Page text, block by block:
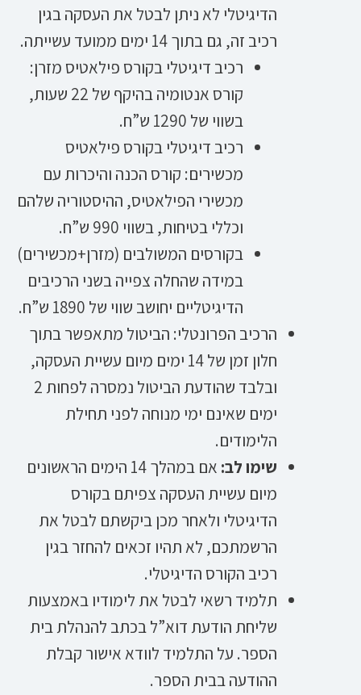
הדיגיטלי לא ניתן לבטל את העסקה בגין
רכיב זה, גם בתוך 14 ימים ממועד עשייתה.
רכיב דיגיטלי בקורס פילאטיס מזרן:
קורס אנטומיה בהיקף של 22 שעות,
בשווי של 1290 ש”ח.
רכיב דיגיטלי בקורס פילאטיס
מכשירים: קורס הכנה והיכרות עם
מכשירי הפילאטיס, ההיסטוריה שלהם
וכללי בטיחות, בשווי 990 ש”ח.
בקורסים המשולבים (מזרן+מכשירים)
במידה שהחלה צפייה בשני הרכיבים
הדיגיטליים יחושב שווי של 1890 ש”ח.
הרכיב הפרונטלי: הביטול מתאפשר בתוך
חלון זמן של 14 ימים מיום עשיית העסקה,
ובלבד שהודעת הביטול נמסרה לפחות 2
ימים שאינם ימי מנוחה לפני תחילת
הלימודים.
שימו לב:
אם במהלך 14 הימים הראשונים
מיום עשיית העסקה צפיתם בקורס
הדיגיטלי ולאחר מכן ביקשתם לבטל את
הרשמתכם, לא תהיו זכאים להחזר בגין
רכיב הקורס הדיגיטלי.
תלמיד רשאי לבטל את לימודיו באמצעות
שליחת הודעת דוא”ל בכתב להנהלת בית
הספר. על התלמיד לוודא אישור קבלת
ההודעה בבית הספר.